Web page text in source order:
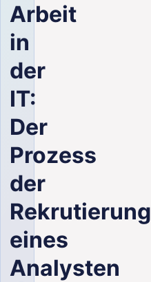
Arbeit
in
der
IT:
Der
Prozess
der
Rekrutierung
eines
Analysten